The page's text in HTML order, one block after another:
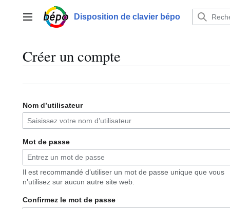
contenuMenu principalDisposition de clavier bépo
Créer un compte
Nom d’utilisateur
Mot de passe
Il est recommandé d’utiliser un mot de passe unique que vous
n’utilisez sur aucun autre site web.
Confirmez le mot de passe